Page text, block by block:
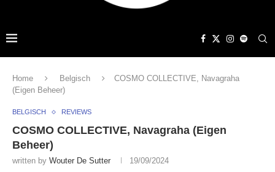
Home Belgisch
COSMO COLLECTIVE, Navagraha
(Eigen Beheer)
BELGISCH REVIEWS
COSMO COLLECTIVE, Navagraha (Eigen
Beheer)
written by Wouter De Sutter 19/09/2024